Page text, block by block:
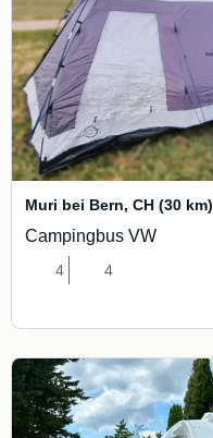
Muri bei Bern, CH (30 km)
Campingbus VW
4 4